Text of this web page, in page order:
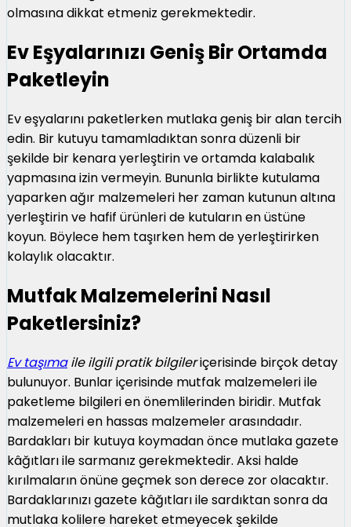
olmasına dikkat etmeniz gerekmektedir.
Ev Eşyalarınızı Geniş Bir Ortamda
Paketleyin
Ev eşyalarını paketlerken mutlaka geniş bir alan tercih
edin. Bir kutuyu tamamladıktan sonra düzenli bir
şekilde bir kenara yerleştirin ve ortamda kalabalık
yapmasına izin vermeyin. Bununla birlikte kutulama
yaparken ağır malzemeleri her zaman kutunun altına
yerleştirin ve hafif ürünleri de kutuların en üstüne
koyun. Böylece hem taşırken hem de yerleştirirken
kolaylık olacaktır.
Mutfak Malzemelerini Nasıl
Paketlersiniz?
Ev taşımaile ilgili pratik bilgileriçerisinde birçok detay
bulunuyor. Bunlar içerisinde mutfak malzemeleri ile
paketleme bilgileri en önemlilerinden biridir. Mutfak
malzemeleri en hassas malzemeler arasındadır.
Bardakları bir kutuya koymadan önce mutlaka gazete
kâğıtları ile sarmanız gerekmektedir. Aksi halde
kırılmaların önüne geçmek son derece zor olacaktır.
Bardaklarınızı gazete kâğıtları ile sardıktan sonra da
mutlaka kolilere hareket etmeyecek şekilde